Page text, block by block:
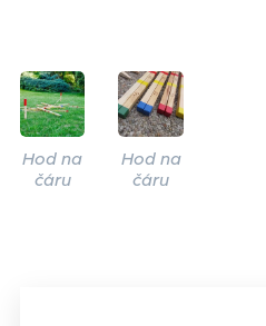
Hod na
čáru
Hod na
čáru